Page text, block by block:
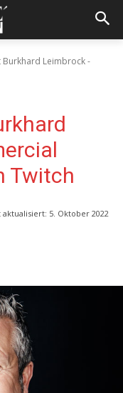
Burkhard Leimbrock -
Twitch
aktualisiert: 5. Oktober 2022